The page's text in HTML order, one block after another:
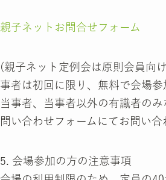
親子ネットお問合せフォーム
(親子ネット定例会は原則会員向
事者は初回に限り、無料で会場
当事者、当事者以外の有識者の
問い合わせフォームにてお問い
5. 会場参加の方の注意事項